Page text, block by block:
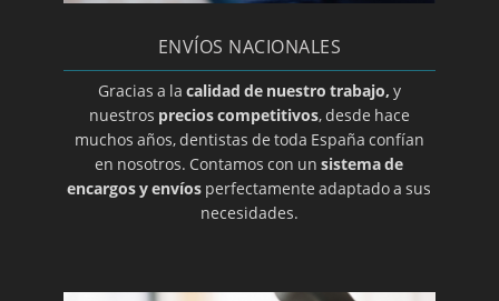
Prótesis dental en Guadalajara
Prótesis dental en Salamanca
Prótesis dental en Zamora
Prótesis dental en Álava
Prótesis dental en Alicante
ENVÍOS NACIONALES
Gracias a la calidad de nuestro trabajo, y
nuestros precios competitivos, desde hace
muchos años, dentistas de toda España confían
en nosotros. Contamos con unsistema de
encargos y envíos perfectamente adaptado a sus
necesidades.